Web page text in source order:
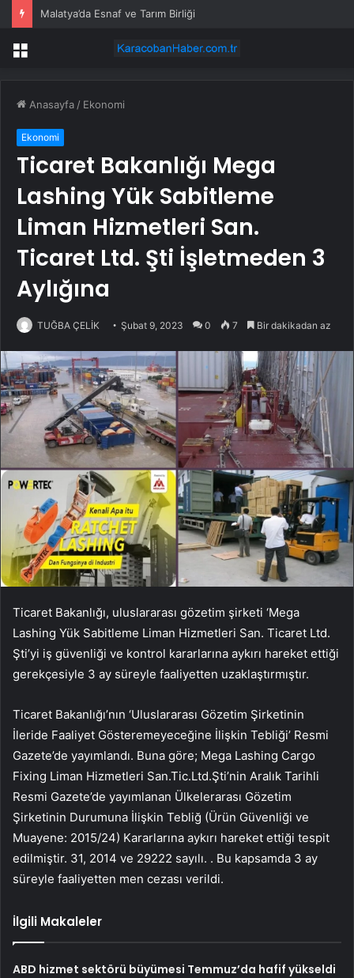
Malatya’da Esnaf ve Tarım Birliği
Menü
Anasayfa / Ekonomi
Ekonomi
Ticaret Bakanlığı Mega
Lashing Yük Sabitleme
Liman Hizmetleri San.
Ticaret Ltd. Şti İşletmeden 3
Aylığına
TUĞBA ÇELİK Şubat 9, 2023 0 7 Bir dakikadan az
Ticaret Bakanlığı, uluslararası gözetim şirketi ‘Mega
Lashing Yük Sabitleme Liman Hizmetleri San. Ticaret Ltd.
Şti’yi iş güvenliği ve kontrol kararlarına aykırı hareket ettiği
gerekçesiyle 3 ay süreyle faaliyetten uzaklaştırmıştır.
Ticaret Bakanlığı’nın ‘Uluslararası Gözetim Şirketinin
İleride Faaliyet Gösteremeyeceğine İlişkin Tebliği’ Resmi
Gazete’de yayımlandı. Buna göre; Mega Lashing Cargo
Fixing Liman Hizmetleri San.Tic.Ltd.Şti’nin Aralık Tarihli
Resmi Gazete’de yayımlanan Ülkelerarası Gözetim
Şirketinin Durumuna İlişkin Tebliğ (Ürün Güvenliği ve
Muayene: 2015/24) Kararlarına aykırı hareket ettiği tespit
edilmiştir. 31, 2014 ve 29222 sayılı. . Bu kapsamda 3 ay
süreyle faaliyetten men cezası verildi.
İlgili Makaleler
ABD hizmet sektörü büyümesi Temmuz’da hafif yükseldi